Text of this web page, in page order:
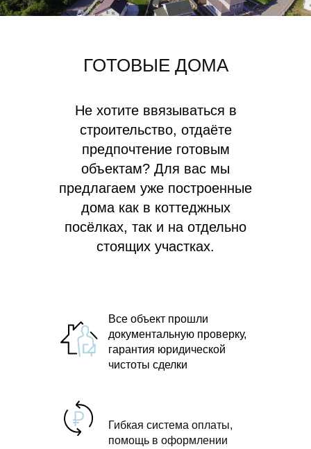
ГОТОВЫЕ ДОМА
Не хотите ввязываться в
строительство, отдаёте
предпочтение готовым
объектам? Для вас мы
предлагаем уже построенные
дома как в коттеджных
посёлках, так и на отдельно
стоящих участках.
Все объект прошли
документальную проверку,
гарантия юридической
чистоты сделки
Гибкая система оплаты,
помощь в оформлении